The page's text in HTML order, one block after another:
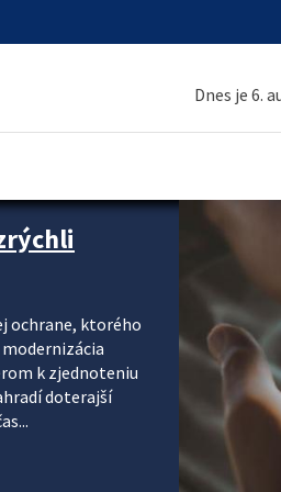
Dnes je 6.
ochrane, ktorého
k zjednoteniu
doterajší